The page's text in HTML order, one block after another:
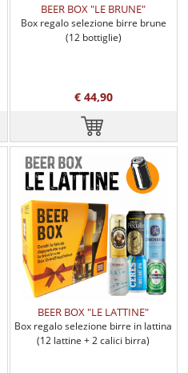
BEER BOX "LE BRUNE"
Box regalo selezione birre brune
(12 bottiglie)
€ 44,90
BEER BOX "LE LATTINE"
Box regalo selezione birre in lattina
(12 lattine + 2 calici birra)